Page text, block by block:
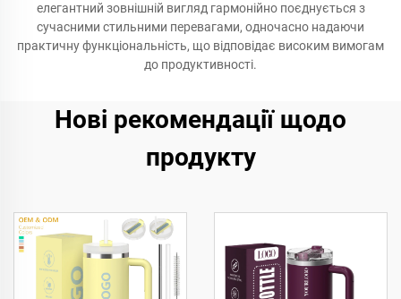
елегантний зовнішній вигляд гармонійно поєднується з
сучасними стильними перевагами, одночасно надаючи
практичну функціональність, що відповідає високим вимогам
до продуктивності.
Нові рекомендації щодо
продукту